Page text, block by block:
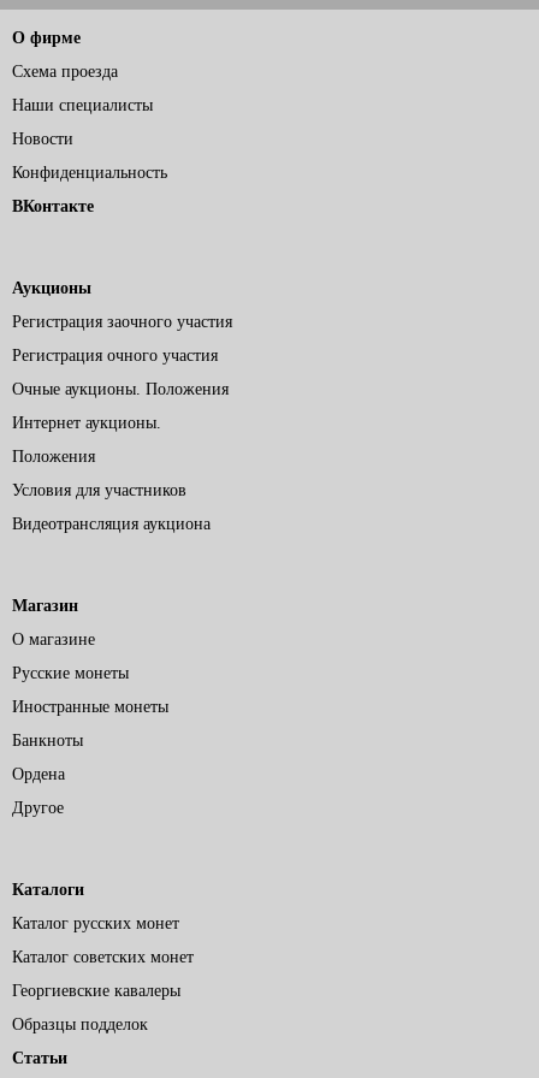
О фирме
Схема проезда
Наши специалисты
Новости
Конфиденциальность
ВКонтакте
Аукционы
Регистрация заочного участия
Регистрация очного участия
Очные аукционы. Положения
Интернет аукционы.
Положения
Условия для участников
Видеотрансляция аукциона
Магазин
О магазине
Русские монеты
Иностранные монеты
Банкноты
Ордена
Другое
Каталоги
Каталог русских монет
Каталог советских монет
Георгиевские кавалеры
Образцы подделок
Статьи